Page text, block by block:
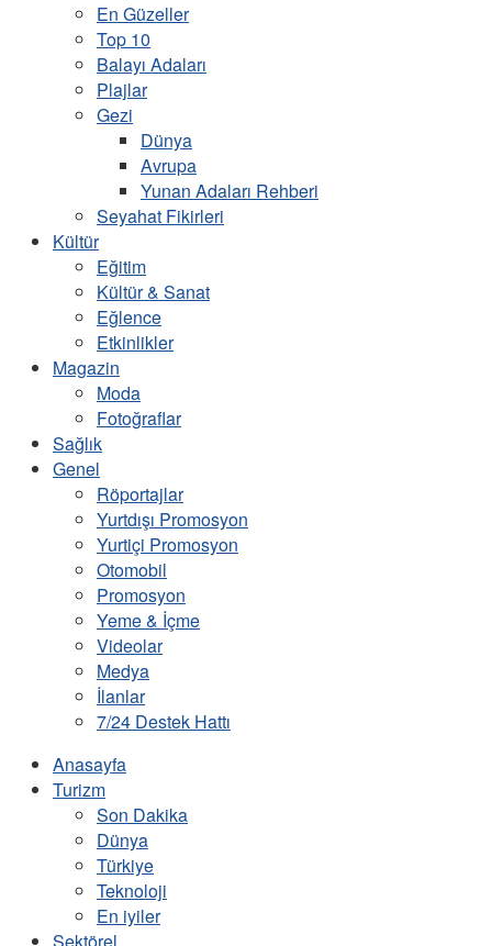
En Güzeller
Top 10
Balayı Adaları
Plajlar
Gezi
Dünya
Avrupa
Yunan Adaları Rehberi
Seyahat Fikirleri
Kültür
Eğitim
Kültür & Sanat
Eğlence
Etkinlikler
Magazin
Moda
Fotoğraflar
Sağlık
Genel
Röportajlar
Yurtdışı Promosyon
Yurtiçi Promosyon
Otomobil
Promosyon
Yeme & İçme
Videolar
Medya
İlanlar
7/24 Destek Hattı
Anasayfa
Turizm
Son Dakika
Dünya
Türkiye
Teknoloji
En iyiler